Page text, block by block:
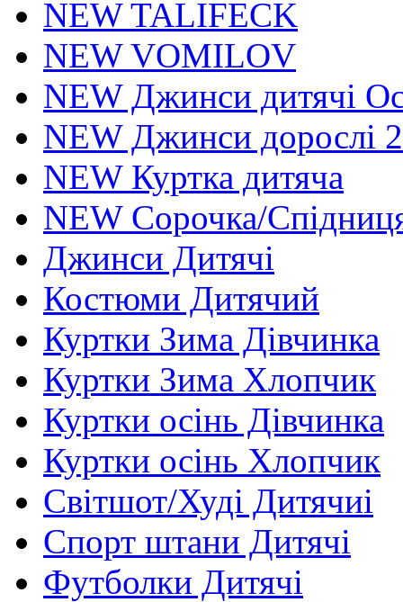
NEW TALIFECK
NEW VOMILOV
NEW Джинси дитячі
NEW Джинси дорослі
NEW Куртка дитяча
NEW Сорочка/
Джинси Дитячі
Костюми Дитячий
Куртки Зима Дівчинка
Куртки Зима Хлопчик
Куртки осінь Дівчинка
Куртки осінь Хлопчик
Світшот/Худі Дитячиі
Спорт штани Дитячі
Футболки Дитячі